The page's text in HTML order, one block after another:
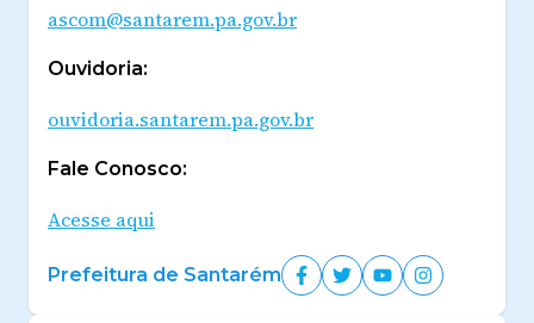
ascom@santarem.pa.gov.br
Ouvidoria:
ouvidoria.santarem.pa.gov.br
Fale Conosco:
Acesse aqui
Prefeitura de Santarém